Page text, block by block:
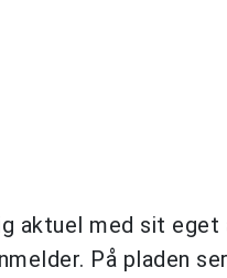
aktuel med sit eget
På pladen